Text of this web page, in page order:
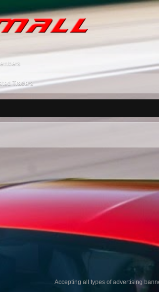
Traders
Accepting all types of advertising